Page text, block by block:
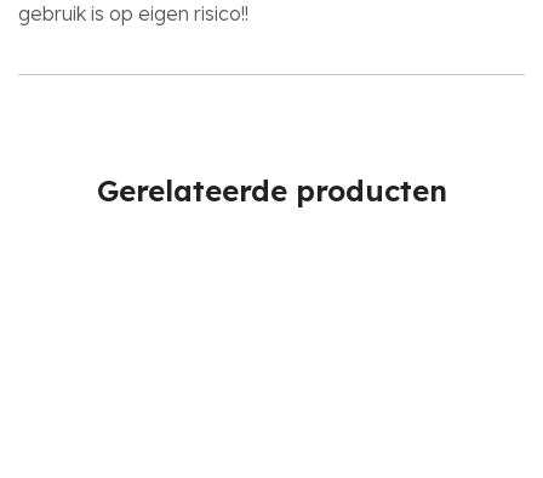
gebruik is op eigen risico!!
Gerelateerde producten